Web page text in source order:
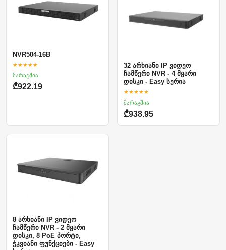
NVR504-16B
★★★★★
მარაგშია
₾922.19
32 არხიანი IP ვიდეო
ჩამწერი NVR - 4 მყარი
დისკი - Easy სერია
★★★★★
მარაგშია
₾938.95
8 არხიანი IP ვიდეო
ჩამწერი NVR - 2 მყარი
დისკი, 8 PoE პორტი,
ჭკვიანი ფუნქციები - Easy